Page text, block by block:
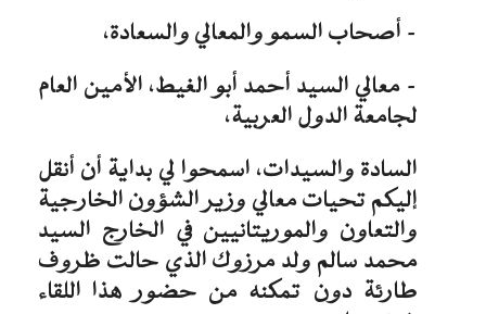
– أصحاب السمو والمعالي والسعادة،
– معالي السيد أحمد أبو الغيط، الأمين العام
لجامعة الدول العربية،
السادة والسيدات، اسمحوا لي بداية أن أنقل
إليكم تحيات معالي وزير الشؤون الخارجية
والتعاون والموريتانيين في الخارج السيد
محمد سالم ولد مرزوك الذي حالت ظروف
طارئة دون تمكنه من حضور هذا اللقاء